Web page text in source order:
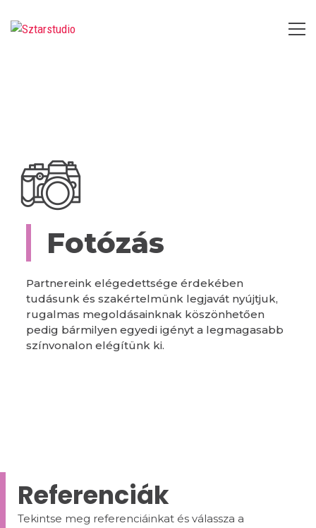
Fotózás
Partnereink elégedettsége érdekében
tudásunk és szakértelmünk legjavát nyújtjuk,
rugalmas megoldásainknak köszönhetően
pedig bármilyen egyedi igényt a legmagasabb
színvonalon elégítünk ki.
Referenciák
Tekintse meg referenciáinkat és válassza a